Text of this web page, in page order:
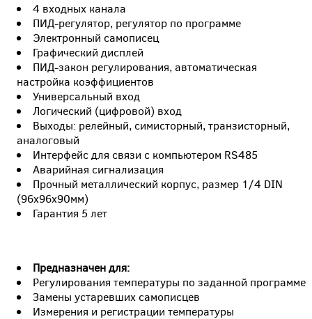
4 входных канала
ПИД-регулятор, регулятор по программе
Электронный самописец
Графический дисплей
ПИД-закон регулирования, автоматическая
настройка коэффициентов
Универсальный вход
Логический (цифровой) вход
Выходы: релейный, симисторный, транзисторный,
аналоговый
Интерфейс для связи с компьютером RS485
Аварийная сигнализация
Прочный металлический корпус, размер 1/4 DIN
(96х96х90мм)
Гарантия 5 лет
Предназначен для:
Регулирования температуры по заданной программе
Замены устаревших самописцев
Измерения и регистрации температуры